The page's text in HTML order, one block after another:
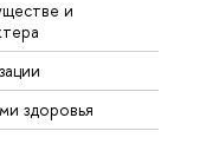
и
здоровья